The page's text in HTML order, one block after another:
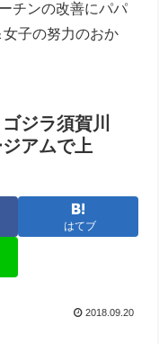
チンの改善にパパ
子の努力のおか
ジラ須賀川
アムで上
はてブ
2018.09.20